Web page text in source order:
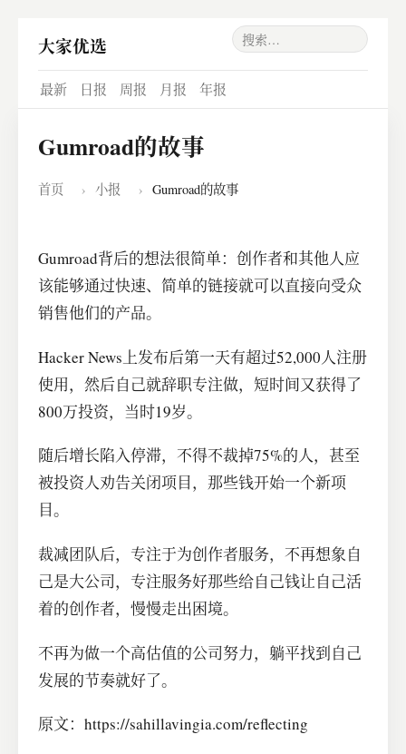
大家优选
最新 日报 周报 月报 年报
Gumroad的故事
首页 › 小报 › Gumroad的故事
Gumroad背后的想法很简单：创作者和其他人应
该能够通过快速、简单的链接就可以直接向受众
销售他们的产品。
​Hacker News上发布后第一天有超过52,000人注册
使用，然后自己就辞职专注做，短时间又获得了
800万投资，当时19岁。
随后增长陷入停滞，不得不裁掉75%的人，甚至
被投资人劝告关闭项目，那些钱开始一个新项
目。
裁减团队后，专注于为创作者服务，不再想象自
己是大公司，专注服务好那些给自己钱让自己活
着的创作者，慢慢走出困境。
不再为做一个高估值的公司努力，躺平找到自己
发展的节奏就好了。
原文：https://sahillavingia.com/reflecting